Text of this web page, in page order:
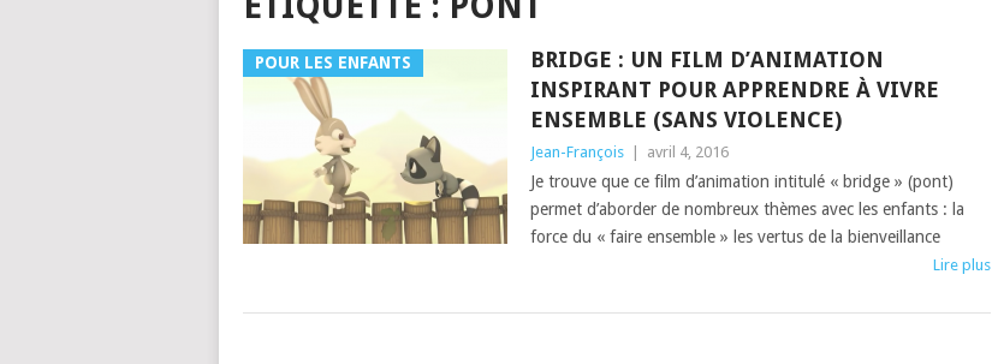
POUR LES ENFANTS
BRIDGE : UN FILM D’ANIMATION
INSPIRANT POUR APPRENDRE À VIVRE
ENSEMBLE (SANS VIOLENCE)
Jean-François avril 4, 2016
Je trouve que ce film d’animation intitulé « bridge » (pont)
permet d’aborder de nombreux thèmes avec les enfants : la
force du « faire ensemble » les vertus de la bienveillance
Lire plus